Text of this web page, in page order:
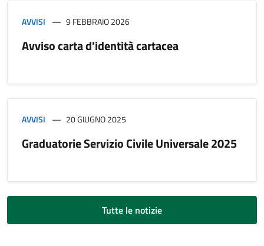
AVVISI 9 FEBBRAIO 2026
Avviso carta d'identità cartacea
AVVISI 20 GIUGNO 2025
Graduatorie Servizio Civile Universale 2025
Tutte le notizie